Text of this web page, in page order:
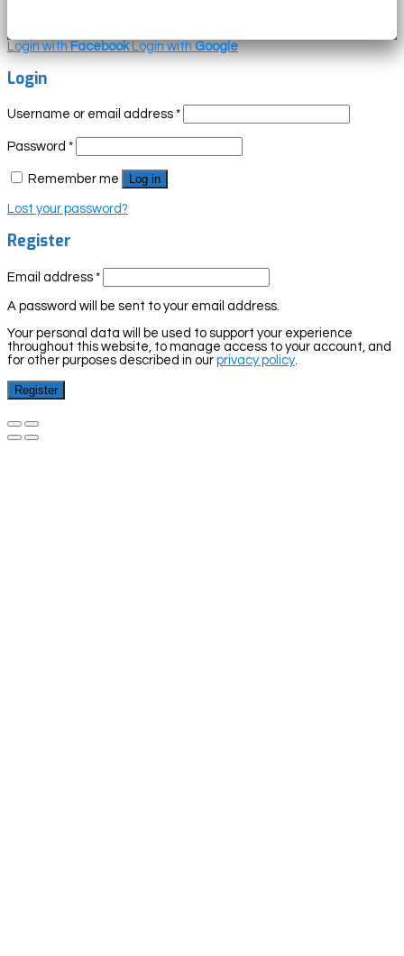
Login withFacebook Login withGoogle
Login
Username or email address *
Password *
Remember me Log in
Lost your password?
Register
Email address *
A password will be sent to your email address.
Your personal data will be used to support your experience
throughout this website, to manage access to your account, and
for other purposes described in our privacy policy.
Register